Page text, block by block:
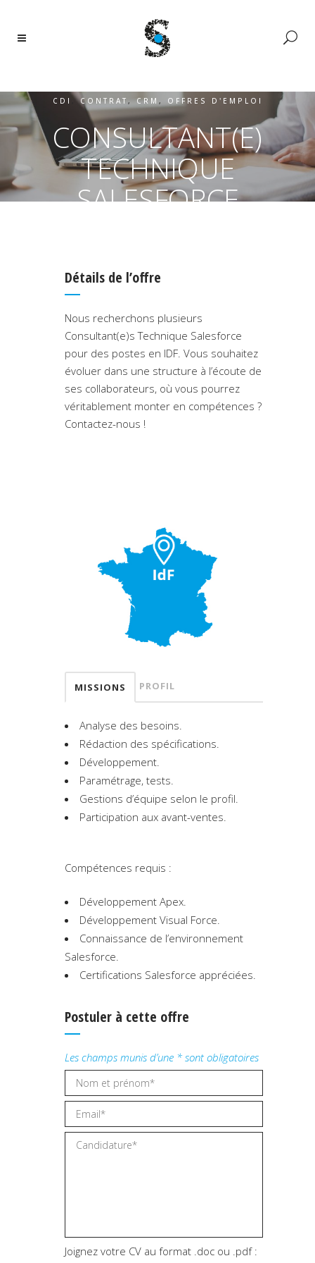
CDI ,CONTRAT ,CRM , OFFRES D'EMPLOI
CONSULTANT(E)
TECHNIQUE
SALESFORCE
Détails de l’offre
Nous recherchons plusieurs
Consultant(e)s Technique Salesforce
pour des postes en IDF. Vous souhaitez
évoluer dans une structure à l’écoute de
ses collaborateurs, où vous pourrez
véritablement monter en compétences ?
Contactez-nous !
MISSIONS PROFIL
Analyse des besoins.
Rédaction des spécifications.
Développement.
Paramétrage, tests.
Gestions d’équipe selon le profil.
Participation aux avant-ventes.
Compétences requis :
Développement Apex.
Développement Visual Force.
Connaissance de l’environnement
Salesforce.
Certifications Salesforce appréciées.
Postuler à cette offre
Les champs munis d’une * sont obligatoires
Joignez votre CV au format .doc ou .pdf :